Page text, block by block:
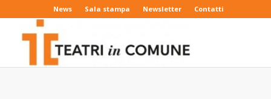
News Sala stampa Newsletter Contatti